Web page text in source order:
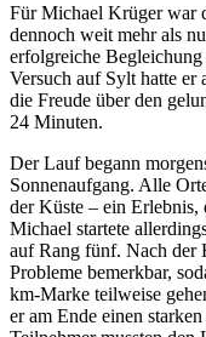
Für Michael Krüger war
dennoch weit mehr als
erfolgreiche
Versuch auf Sylt hatte er
die Freude über den
24 Minuten.
Der Lauf begann
Sonnenaufgang. Alle
der Küste – ein Erlebnis,
Michael startete
auf Rang fünf. Nach der
Probleme bemerkbar,
km-Marke teilweise
er am Ende einen